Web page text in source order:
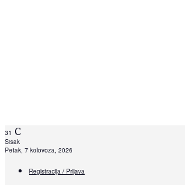
31 C
Sisak
Petak, 7 kolovoza, 2026
Registracija / Prijava